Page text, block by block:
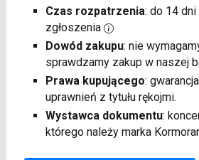
Czas rozpatrzenia: do 14
zgłoszenia
Dowód zakupu: nie
sprawdzamy zakup w naszej
Prawa kupującego:
uprawnień z tytułu rękojmi.
Wystawca dokumentu:
którego należy marka